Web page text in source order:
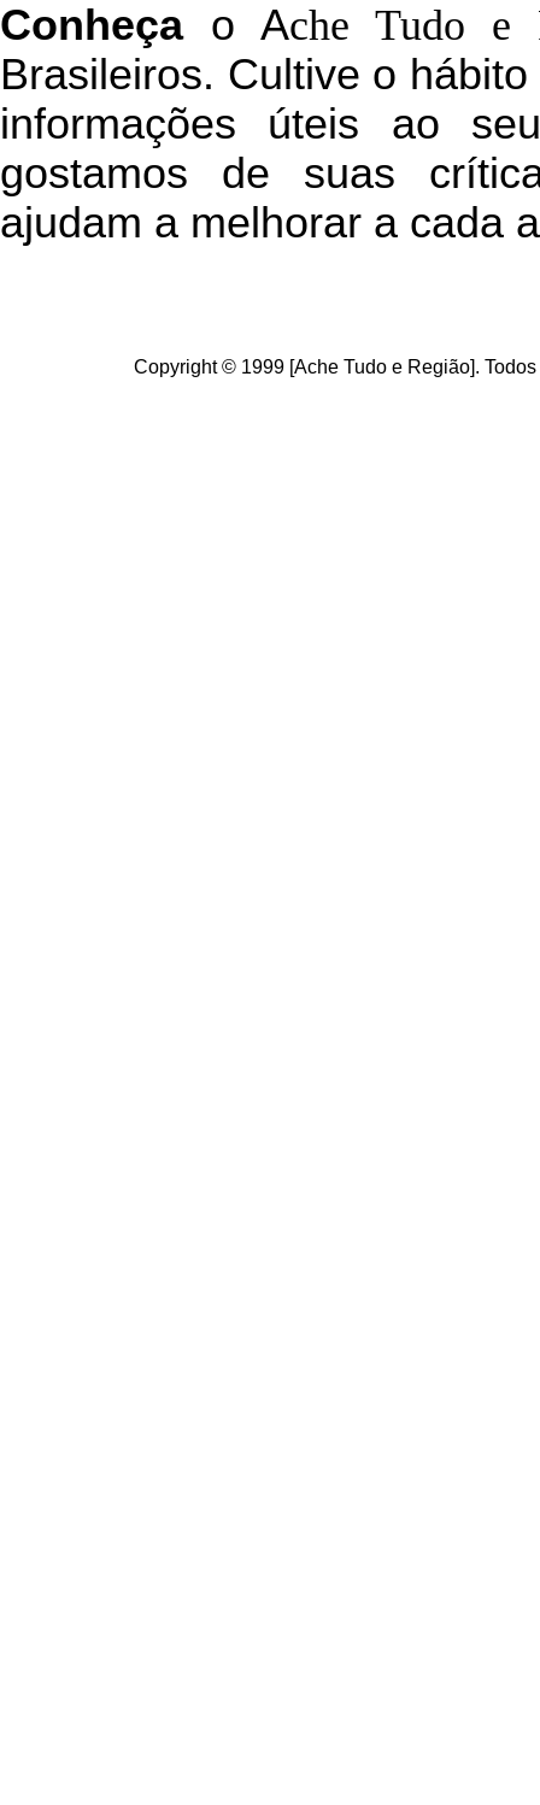
Conheçao Ache Tudo e
Brasileiros. Cultive o
informações úteis ao
gostamos de suas
ajudam a melhorar a cada
Copyright © 1999 [Ache Tudo e Região].